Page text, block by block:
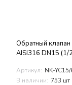
Обратный
AISI316 DN15 (1/
Артикул: NK-
В наличии: 753 шт